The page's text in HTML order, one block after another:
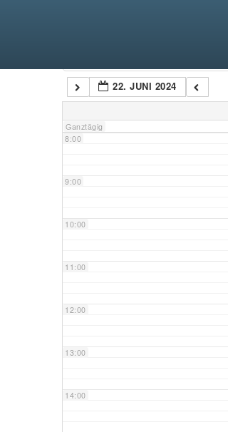
22. JUNI 2024
Ganztägig
7:00
8:00
9:00
10:00
11:00
12:00
13:00
14:00